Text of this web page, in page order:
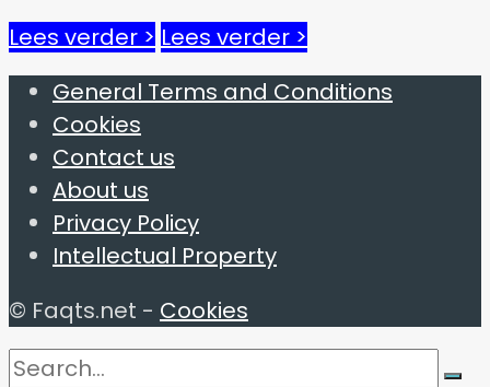
Lees verder > Lees verder >
General Terms and Conditions
Cookies
Contact us
About us
Privacy Policy
Intellectual Property
© Faqts.net - Cookies